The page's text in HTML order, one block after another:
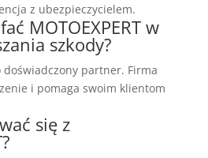
z ubezpieczycielem.
MOTOEXPERT w
szkody?
doświadczony partner. Firma
i pomaga swoim klientom
się z